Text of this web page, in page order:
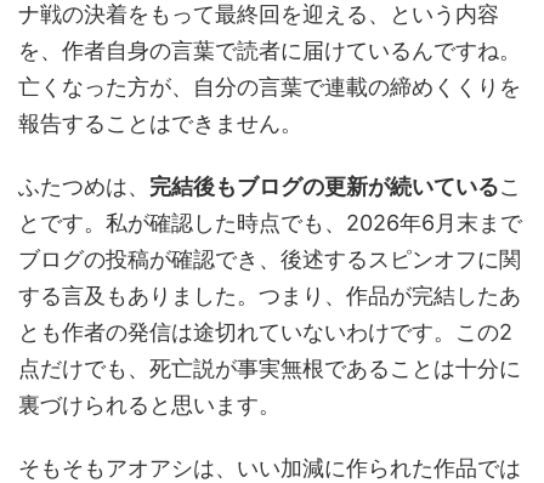
ナ戦の決着をもって最終回を迎える、という内容
を、作者自身の言葉で読者に届けているんですね。
亡くなった方が、自分の言葉で連載の締めくくりを
報告することはできません。
ふたつめは、 完結後もブログの更新が続いているこ
とです。私が確認した時点でも、2026年6月末まで
ブログの投稿が確認でき、後述するスピンオフに関
する言及もありました。つまり、作品が完結したあ
とも作者の発信は途切れていないわけです。この2
点だけでも、死亡説が事実無根であることは十分に
裏づけられると思います。
そもそもアオアシは、いい加減に作られた作品では